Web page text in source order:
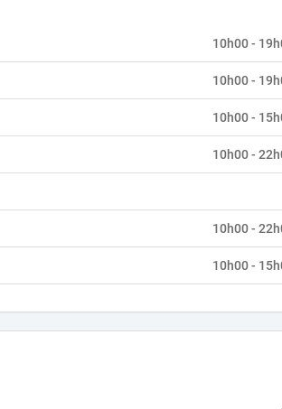
10h00 -
10h00 -
10h00 -
10h00 -
10h00 -
10h00 -